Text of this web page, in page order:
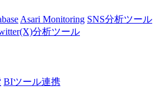
Asari Monitoring SNS分析ツール
分析ツール
BIツール連携